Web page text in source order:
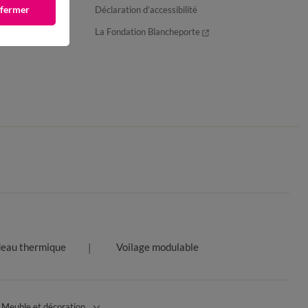
Déclaration d’accessibilité
La Fondation Blancheporte
thermique Voilage modulable